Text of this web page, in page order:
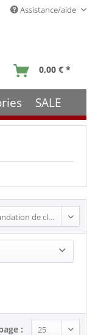
Assistance/aide
0,00 € *
SALE
: